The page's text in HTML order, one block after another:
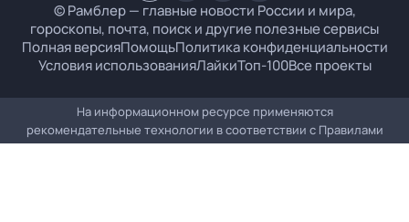
© Рамблер — главные новости России и мира,
гороскопы, почта, поиск и другие полезные сервисы
Полная версияПомощьПолитика конфиденциальности
Условия использованияЛайкиТоп-100Все проекты
На информационном ресурсе применяются
рекомендательные технологии в соответствии с Правилами